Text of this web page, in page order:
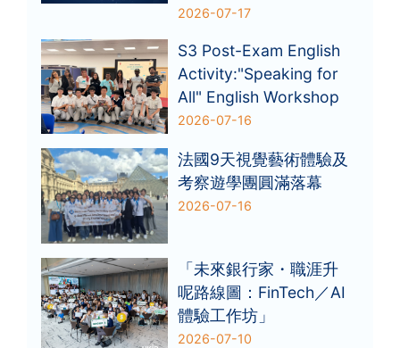
2026-07-17
S3 Post-Exam English
Activity:"Speaking for
All" English Workshop
2026-07-16
法國9天視覺藝術體驗及
考察遊學團圓滿落幕
2026-07-16
「未來銀行家・職涯升
呢路線圖：FinTech／AI
體驗工作坊」
2026-07-10